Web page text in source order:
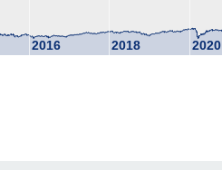
2016 2018 2020